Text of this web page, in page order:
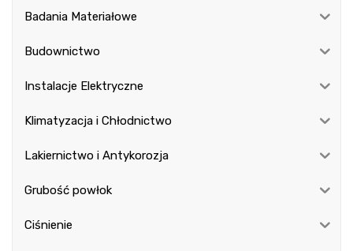
Badania Materiałowe
Budownictwo
Instalacje Elektryczne
Klimatyzacja i Chłodnictwo
Lakiernictwo i Antykorozja
Grubość powłok
Ciśnienie